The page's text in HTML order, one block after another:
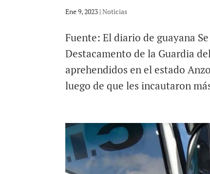
Ene 9, 2023 |Noticias
Fuente: El diario de guayana
Destacamento de la Guardia
aprehendidos en el estado
luego de que les incautaron